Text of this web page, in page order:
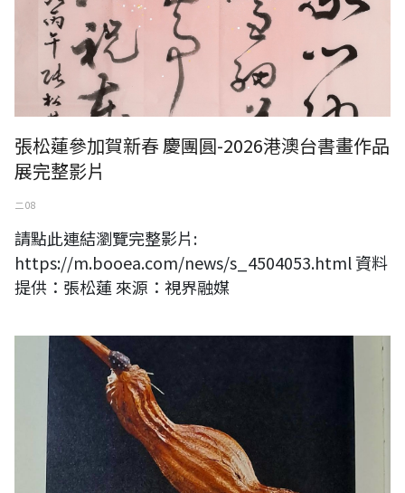
張松蓮參加賀新春 慶團圓-2026港澳台書畫作品
展完整影片
二 08
請點此連結瀏覽完整影片:
https://m.booea.com/news/s_4504053.html 資料
提供：張松蓮 來源：視界融媒
2026 北京地鐵主題巡迴展 黃媽慶 藝脈傳承展